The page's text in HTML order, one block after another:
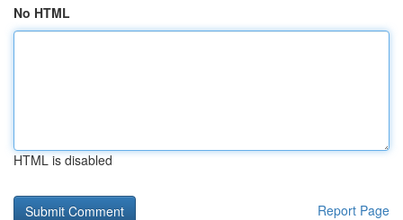
No HTML
HTML is disabled
Report Page